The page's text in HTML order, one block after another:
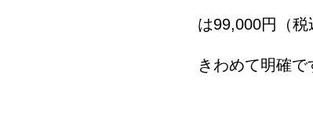
は99,000円（税
きわめて明確で